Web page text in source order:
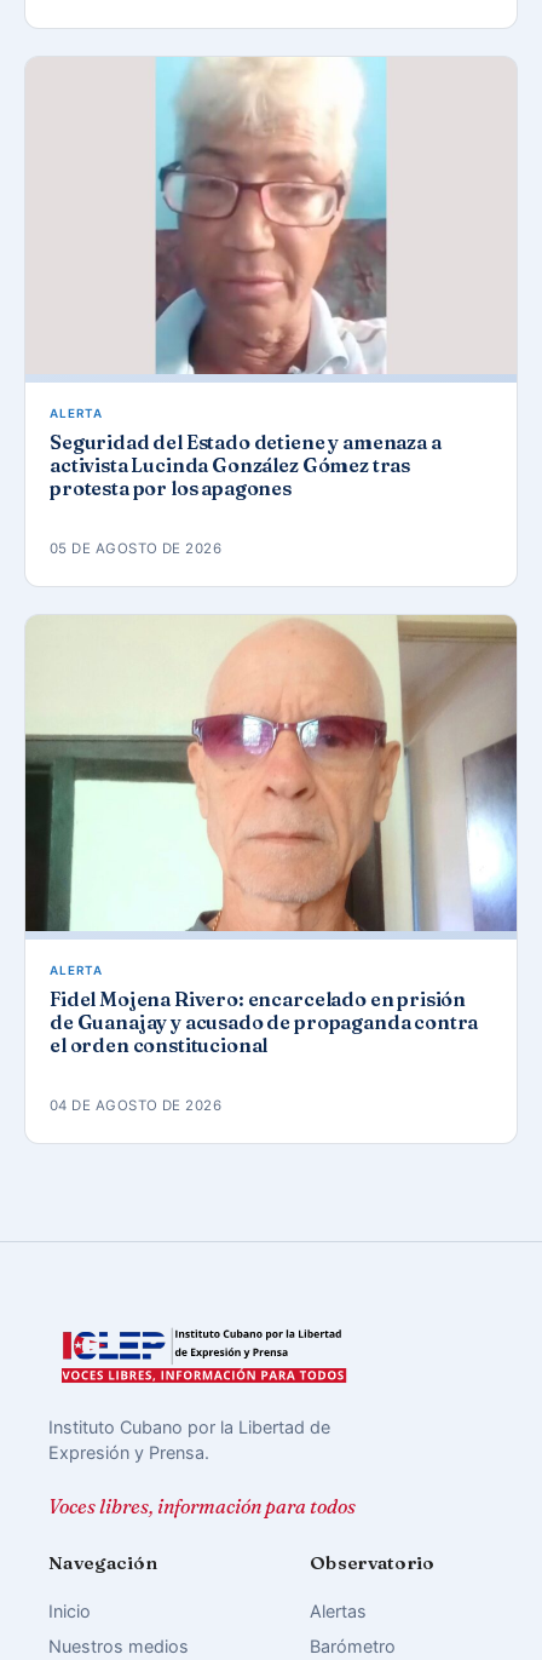
ALERTA
Seguridad del Estado detiene y amenaza a
activista Lucinda González Gómez tras
protesta por los apagones
05 DE AGOSTO DE 2026
ALERTA
Fidel Mojena Rivero: encarcelado en prisión
de Guanajay y acusado de propaganda contra
el orden constitucional
04 DE AGOSTO DE 2026
Instituto Cubano por la Libertad de
Expresión y Prensa.
Voces libres, información para todos
Navegación
Inicio
Nuestros medios
Observatorio
Alertas
Barómetro